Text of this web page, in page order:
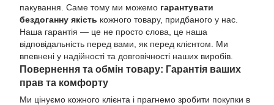
пакування. Саме тому ми можемо гарантувати
бездоганну якість кожного товару, придбаного у нас.
Наша гарантія — це не просто слова, це наша
відповідальність перед вами, як перед клієнтом. Ми
впевнені у надійності та довговічності наших виробів.
Повернення та обмін товару: Гарантія ваших
прав та комфорту
Ми цінуємо кожного клієнта і прагнемо зробити покупки в